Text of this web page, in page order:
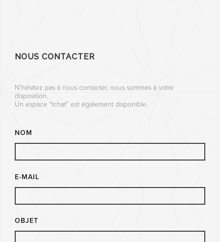
NOUS CONTACTER
N’hésitez pas à nous contacter, nous sommes à votre
disposition.
Un espace “tchat” est également disponible.
NOM
E-MAIL
OBJET